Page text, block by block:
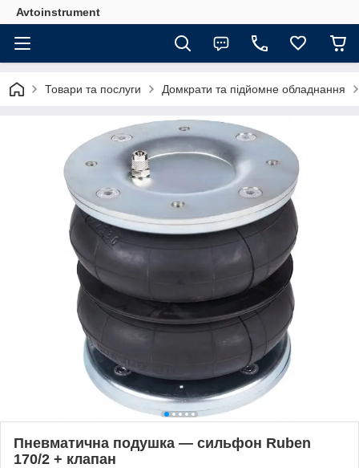
Avtoinstrument
Товари та послуги Домкрати та підйомне обладнання
Пневматична подушка — сильфон Ruben
170/2 + клапан